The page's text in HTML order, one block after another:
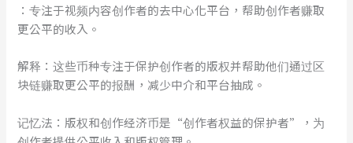
：专注于视频内容创作者的去中心化平台，帮助创作者赚取
更公平的收入。
解释：这些币种专注于保护创作者的版权并帮助他们通过区
块链赚取更公平的报酬，减少中介和平台抽成。
记忆法：版权和创作经济币是“创作者权益的保护者”，为